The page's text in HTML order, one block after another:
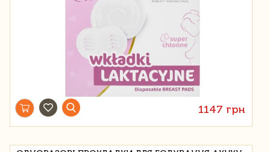
1147 грн